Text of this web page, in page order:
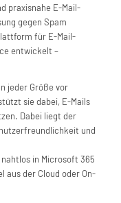
praxisnahe E-Mail-
gegen Spam
für E-Mail-
entwickelt –
jeder Größe vor
sie dabei, E-Mails
Dabei liegt der
und
in Microsoft 365
aus der Cloud oder On-